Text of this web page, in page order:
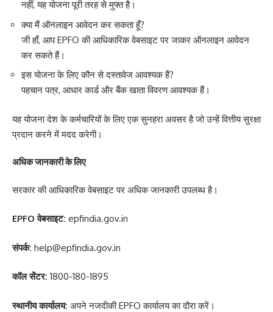
नहीं, यह योजना पूरी तरह से मुफ्त है।
क्या मैं ऑनलाइन आवेदन कर सकता हूँ?
जी हाँ, आप EPFO की आधिकारिक वेबसाइट पर जाकर ऑनलाइन आवेदन
कर सकते हैं।
इस योजना के लिए कौन से दस्तावेज आवश्यक हैं?
पहचान पत्र, आधार कार्ड और बैंक खाता विवरण आवश्यक हैं।
यह योजना देश के कर्मचारियों के लिए एक सुनहरा अवसर है जो उन्हें वित्तीय सुरक्षा
प्रदान करने में मदद करेगी।
अधिक जानकारी के लिए
सरकार की आधिकारिक वेबसाइट पर अधिक जानकारी उपलब्ध है।
EPFO वेबसाइट: epfindia.gov.in
संपर्क: help@epfindia.gov.in
कॉल सेंटर: 1800-180-1895
स्थानीय कार्यालय: अपने नजदीकी EPFO कार्यालय का दौरा करें।